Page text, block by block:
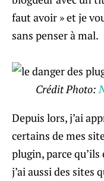
faut avoir » et je
sans penser à mal.
Crédit Photo:
Depuis lors, j’ai
certains de mes
plugin, parce
j’ai aussi des sites